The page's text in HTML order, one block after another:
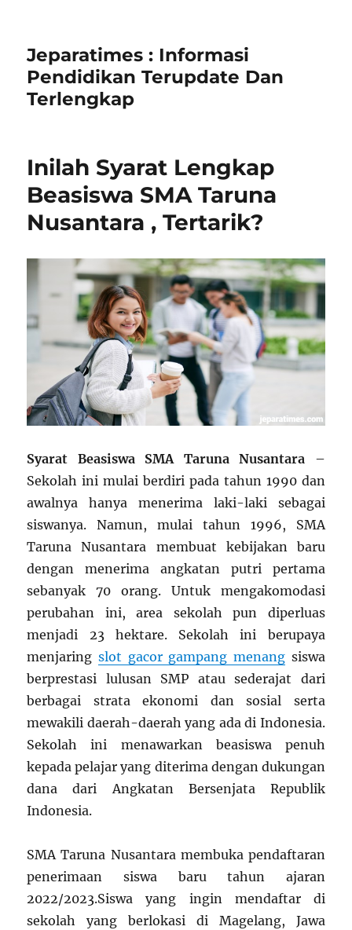
Jeparatimes : Informasi
Pendidikan Terupdate Dan
Terlengkap
Inilah Syarat Lengkap
Beasiswa SMA Taruna
Nusantara , Tertarik?
Syarat Beasiswa SMA Taruna Nusantara –
Sekolah ini mulai berdiri pada tahun 1990 dan
awalnya hanya menerima laki-laki sebagai
siswanya. Namun, mulai tahun 1996, SMA
Taruna Nusantara membuat kebijakan baru
dengan menerima angkatan putri pertama
sebanyak 70 orang. Untuk mengakomodasi
perubahan ini, area sekolah pun diperluas
menjadi 23 hektare. Sekolah ini berupaya
menjaringslot gacor gampang menangsiswa
berprestasi lulusan SMP atau sederajat dari
berbagai strata ekonomi dan sosial serta
mewakili daerah-daerah yang ada di Indonesia.
Sekolah ini menawarkan beasiswa penuh
kepada pelajar yang diterima dengan dukungan
dana dari Angkatan Bersenjata Republik
Indonesia.
SMA Taruna Nusantara membuka pendaftaran
penerimaan siswa baru tahun ajaran
2022/2023.Siswa yang ingin mendaftar di
sekolah yang berlokasi di Magelang, Jawa